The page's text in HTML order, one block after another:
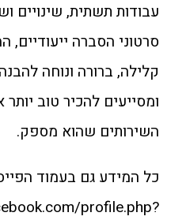
עבודות תשתית, שינויים
סרטוני הסברה ייעודיים,
קלילה, ברורה ונוחה להבנה
ומסייעים להכיר טוב
השירותים שהוא מספק.
כל המידע גם בעמוד
profile.php?